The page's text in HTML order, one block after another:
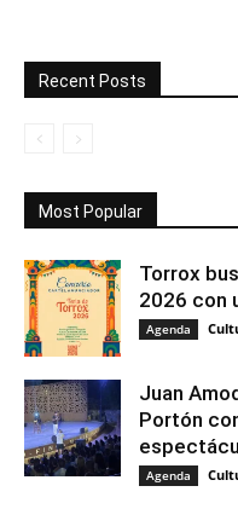
Recent Posts
Most Popular
Torrox
2026 con
Agenda
Juan
Portón
Agenda